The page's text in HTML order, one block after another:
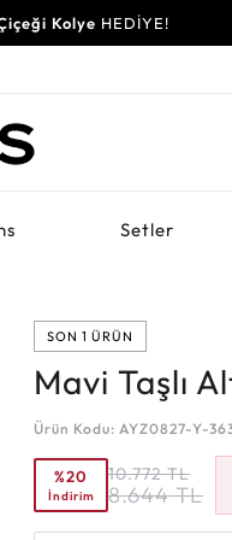
Kolye HEDİYE!
Setler
SON 1 ÜRÜN
Mavi Taşlı
Ürün Kodu: AYZ0827-Y-
%20
İndirim
10.772 TL
8.644 TL